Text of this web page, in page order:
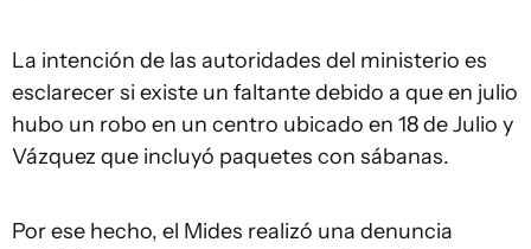
La intención de las autoridades del ministerio es
esclarecer si existe un faltante debido a que en julio
hubo un robo en un centro ubicado en 18 de Julio y
Vázquez que incluyó paquetes con sábanas.
Por ese hecho, el Mides realizó una denuncia